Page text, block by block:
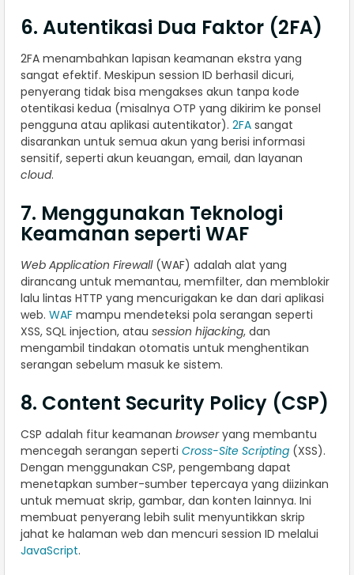
6. Autentikasi Dua Faktor (2FA)
2FA menambahkan lapisan keamanan ekstra yang
sangat efektif. Meskipun session ID berhasil dicuri,
penyerang tidak bisa mengakses akun tanpa kode
otentikasi kedua (misalnya OTP yang dikirim ke ponsel
pengguna atau aplikasi autentikator). 2FA sangat
disarankan untuk semua akun yang berisi informasi
sensitif, seperti akun keuangan, email, dan layanan
cloud.
7. Menggunakan Teknologi
Keamanan seperti WAF
Web Application Firewall(WAF) adalah alat yang
dirancang untuk memantau, memfilter, dan memblokir
lalu lintas HTTP yang mencurigakan ke dan dari aplikasi
web. WAF mampu mendeteksi pola serangan seperti
XSS, SQL injection, atau session hijacking, dan
mengambil tindakan otomatis untuk menghentikan
serangan sebelum masuk ke sistem.
8. Content Security Policy (CSP)
CSP adalah fitur keamanan browseryang membantu
mencegah serangan seperti Cross-Site Scripting (XSS).
Dengan menggunakan CSP, pengembang dapat
menetapkan sumber-sumber tepercaya yang diizinkan
untuk memuat skrip, gambar, dan konten lainnya. Ini
membuat penyerang lebih sulit menyuntikkan skrip
jahat ke halaman web dan mencuri session ID melalui
JavaScript.